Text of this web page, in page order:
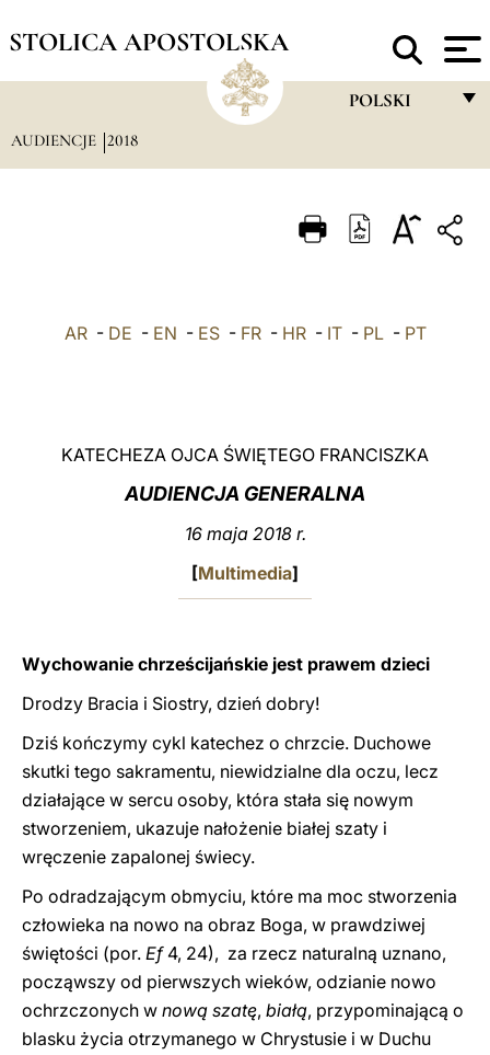
STOLICA APOSTOLSKA
POLSKI
ITALIANO
中文
AUDIENCJE 2018
AR- DE - EN - ES- FR- HR- IT- PL- PT
KATECHEZA OJCA ŚWIĘTEGO FRANCISZKA
AUDIENCJA GENERALNA
16 maja 2018 r.
[Multimedia]
Wychowanie chrześcijańskie jest prawem dzieci
Drodzy Bracia i Siostry, dzień dobry!
Dziś kończymy cykl katechez o chrzcie. Duchowe
skutki tego sakramentu, niewidzialne dla oczu, lecz
działające w sercu osoby, która stała się nowym
stworzeniem, ukazuje nałożenie białej szaty i
wręczenie zapalonej świecy.
Po odradzającym obmyciu, które ma moc stworzenia
człowieka na nowo na obraz Boga, w prawdziwej
świętości (por. Ef4, 24), za rzecz naturalną uznano,
począwszy od pierwszych wieków, odzianie nowo
ochrzczonych w nową szatę, białą, przypominającą o
blasku życia otrzymanego w Chrystusie i w Duchu